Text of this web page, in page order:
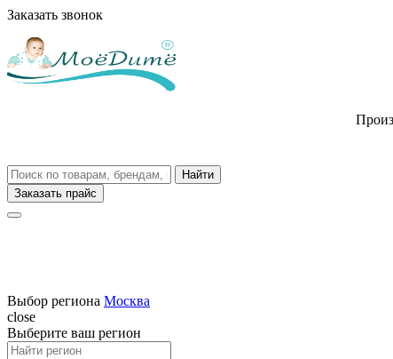
Заказать звонок
Заказать прайс
Выбор региона Москва
close
Выберите ваш регион